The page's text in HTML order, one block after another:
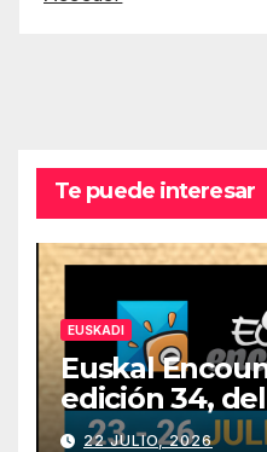
Te puede interesar
EUSKADI
Euskal
edición 34,
julio
22 JULIO, 2026